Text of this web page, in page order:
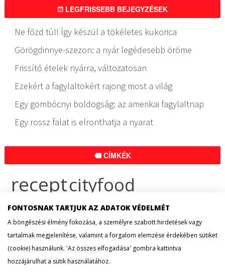
LEGFRISSEBB BEJEGYZÉSEK
Ne főzd túl! Így készül a tökéletes kukorica
Görögdinnye-szezon: a nyár legédesebb öröme
Frissítő ételek nyárra, változatosan
Ezekért a fagylaltokért rajong most a világ
Egy gombócnyi boldogság: az amerikai fagylaltnap
Egy rossz falat is elronthatja a nyarat
CÍMKÉK
receptcityfood
érdekességhogyan
készítsemegészséges
táplálkozássütemény
FONTOSNAK TARTJUK AZ ADATOK VÉDELMÉT
A böngészési élmény fokozása, a személyre szabott hirdetések vagy
tartalmak megjelenítése, valamint a forgalom elemzése érdekében sütiket
(cookie) használunk. 'Az összes elfogadása' gombra kattintva
hozzájárulhat a sütik használatához.